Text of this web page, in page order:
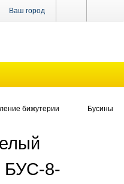
Ваш город
бижутерии Бусины
БУС-8-